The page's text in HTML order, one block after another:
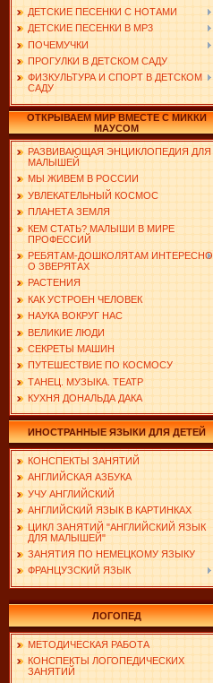
ДЕТСКИЕ ПЕСЕНКИ С НОТАМИ
ДЕТСКИЕ ПЕСЕНКИ В MP3
ПОЧЕМУЧКИ
ПРОГУЛКИ В ДЕТСКОМ САДУ
ФИЗКУЛЬТУРА И СПОРТ В ДЕТСКОМ
САДУ
ОТКРЫВАЕМ МИР ВМЕСТЕ С МИККИ
МАУСОМ
РАЗВИВАЮЩАЯ ЭНЦИКЛОПЕДИЯ ДЛЯ
МАЛЫШЕЙ
МЫ ЖИВЕМ В РОССИИ
УВЛЕКАТЕЛЬНЫЙ КОСМОС
ПЛАНЕТА ЗЕМЛЯ
КЕМ СТАТЬ? МАЛЫШИ В МИРЕ
ПРОФЕССИЙ
РЕБЯТАМ-ДОШКОЛЯТАМ ИНТЕРЕСНО
О ЗВЕРЯТАХ
РАСТЕНИЯ
КАК УСТРОЕН ЧЕЛОВЕК
НАУКА ВОКРУГ НАС
ВЕЛИКИЕ ЛЮДИ
СЕКРЕТЫ МАШИН
ПУТЕШЕСТВИЕ ПО КОСМОСУ
ТАНЕЦ. МУЗЫКА. ТЕАТР
КУХНЯ ДОНАЛЬДА ДАКА
ИНОСТРАННЫЕ ЯЗЫКИ ДЛЯ ДЕТЕЙ
КОНСПЕКТЫ ЗАНЯТИЙ
АНГЛИЙСКАЯ АЗБУКА
УЧУ АНГЛИЙСКИЙ
АНГЛИЙСКИЙ ЯЗЫК В КАРТИНКАХ
ЦИКЛ ЗАНЯТИЙ "АНГЛИЙСКИЙ ЯЗЫК
ДЛЯ МАЛЫШЕЙ"
ЗАНЯТИЯ ПО НЕМЕЦКОМУ ЯЗЫКУ
ФРАНЦУЗСКИЙ ЯЗЫК
ЛОГОПЕД
МЕТОДИЧЕСКАЯ РАБОТА
КОНСПЕКТЫ ЛОГОПЕДИЧЕСКИХ
ЗАНЯТИЙ